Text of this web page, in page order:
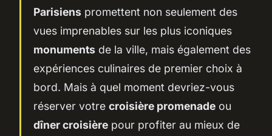
Parisiens promettent non seulement des
vues imprenables sur les plus iconiques
monuments de la ville, mais également des
expériences culinaires de premier choix à
bord. Mais à quel moment devriez-vous
réserver votre croisière promenade ou
dîner croisière pour profiter au mieux de